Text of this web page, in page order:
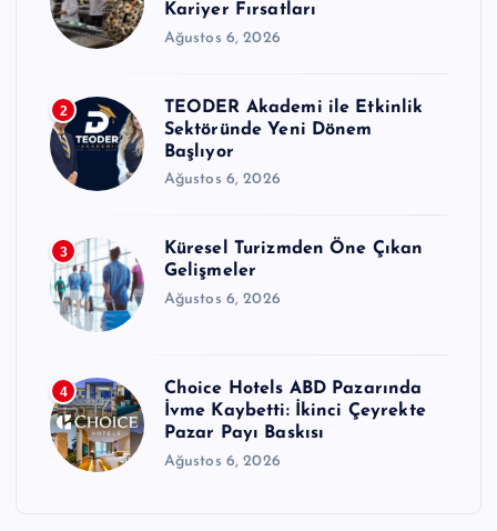
Kariyer Fırsatları
Ağustos 6, 2026
2
TEODER Akademi ile Etkinlik
Sektöründe Yeni Dönem
Başlıyor
Ağustos 6, 2026
3
Küresel Turizmden Öne Çıkan
Gelişmeler
Ağustos 6, 2026
4
Choice Hotels ABD Pazarında
İvme Kaybetti: İkinci Çeyrekte
Pazar Payı Baskısı
Ağustos 6, 2026